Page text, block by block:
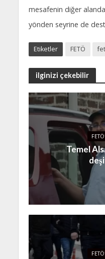
mesafenin diğer
yönden seyrine de
Etiketler FETÖ
ilginizi çekebilir
Temel